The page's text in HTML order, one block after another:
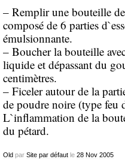
– Remplir une bouteille
composé de 6 parties
émulsionnante.
– Boucher la bouteille
liquide et dépassant du
centimètres.
– Ficeler autour de la
de poudre noire (type feu
L`inflammation de la
du pétard.
Oldpar Site par défautle 28 Nov 2005